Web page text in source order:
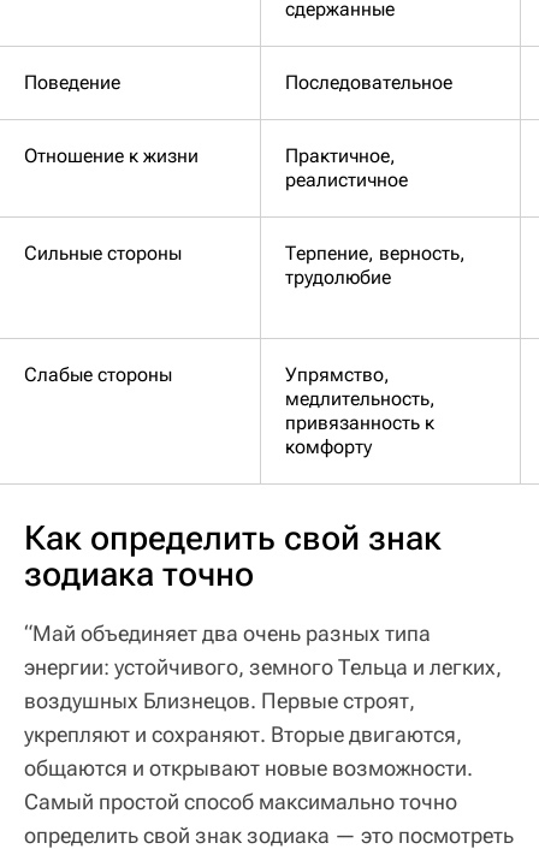
сдержанные
Поведение Последовательное
Отношение к жизни
Практичное,
реалистичное
Сильные стороны
Терпение, верность,
трудолюбие
Слабые стороны
Упрямство,
медлительность,
привязанность к
комфорту
Как определить свой знак
зодиака точно
“Май объединяет два очень разных типа
энергии: устойчивого, земного Тельца и легких,
воздушных Близнецов. Первые строят,
укрепляют и сохраняют. Вторые двигаются,
общаются и открывают новые возможности.
Самый простой способ максимально точно
определить свой знак зодиака — это посмотреть